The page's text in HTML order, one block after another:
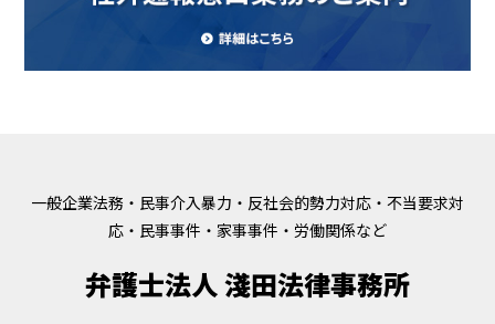
一般企業法務・民事介入暴力・反社会的勢力対応・不当要求対
応・民事事件・家事事件・労働関係など
弁護士法人 淺田法律事務所